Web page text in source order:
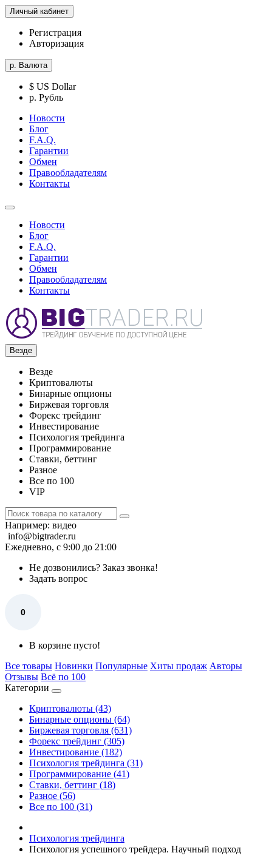
Личный кабинет
Регистрация
Авторизация
р. Валюта
$ US Dollar
р. Рубль
Новости
Блог
F.A.Q.
Гарантии
Обмен
Правообладателям
Контакты
Новости
Блог
F.A.Q.
Гарантии
Обмен
Правообладателям
Контакты
Везде
Везде
Криптовалюты
Бинарные опционы
Биржевая торговля
Форекс трейдинг
Инвестирование
Психология трейдинга
Программирование
Ставки, беттинг
Разное
Все по 100
VIP
Например: видео
info@bigtrader.ru
Ежедневно, с 9:00 до 21:00
Не дозвонились? Заказ звонка!
Задать вопрос
0
В корзине пусто!
Все товары Новинки Популярные Хиты продаж Авторы
Отзывы Всё по 100
Категории
Криптовалюты (43)
Бинарные опционы (64)
Биржевая торговля (631)
Форекс трейдинг (305)
Инвестирование (182)
Психология трейдинга (31)
Программирование (41)
Ставки, беттинг (18)
Разное (56)
Все по 100 (31)
Психология трейдинга
Психология успешного трейдера. Научный подход